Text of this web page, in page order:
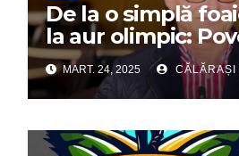
De la o simplă
la aur olimpic:
Dumitru Chirilă
MART. 24, 2025 CĂLĂRAȘI